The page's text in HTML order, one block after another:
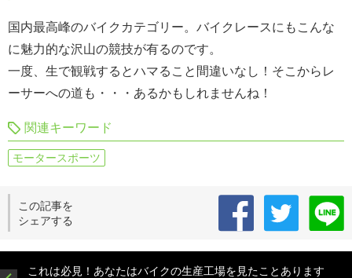
国内最高峰のバイクカテゴリー。バイクレースにもこんな
に魅力的な沢山の競技が有るのです。
一度、生で観戦するとハマること間違いなし！そこからレ
ーサーへの道も・・・あるかもしれませんね！
関連キーワード
モータースポーツ
この記事を
シェアする
これは必見！あなたはバイクの生産工場を見たことあります